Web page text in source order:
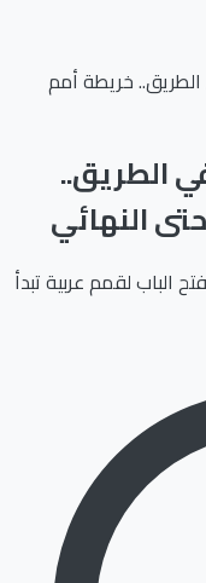
الطريق.. خريطة أمم
الطريق..
الباب لقمم عربية تبدأ